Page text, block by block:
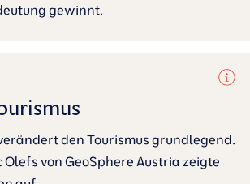
gewinnt.
den Tourismus grundlegend.
Olefs von GeoSphere Austria zeigte